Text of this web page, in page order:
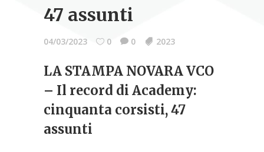
47 assunti
04/03/2023 0 0 2023
LA STAMPA NOVARA VCO
– Il record di Academy:
cinquanta corsisti, 47
assunti